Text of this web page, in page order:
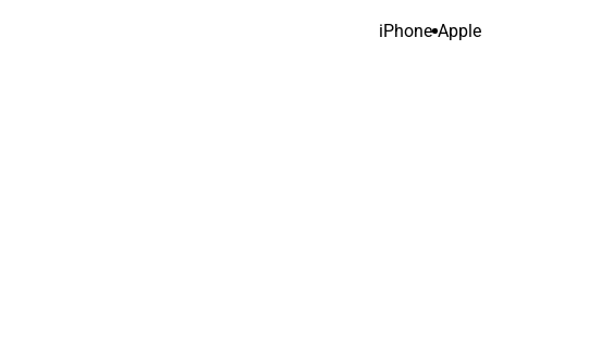
iPhone Apple